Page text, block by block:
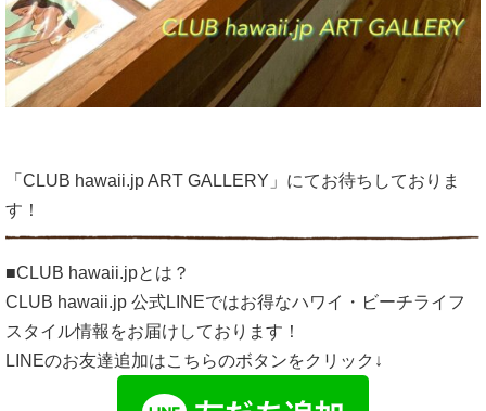
「CLUB hawaii.jp ART GALLERY」にてお待ちしておりま
す！
■CLUB hawaii.jpとは？
CLUB hawaii.jp 公式LINEではお得なハワイ・ビーチライフ
スタイル情報をお届けしております！
LINEのお友達追加はこちらのボタンをクリック↓